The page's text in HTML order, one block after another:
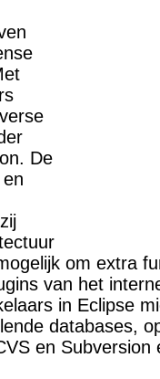
De
om extra
van het
in Eclipse
databases,
en Subversion